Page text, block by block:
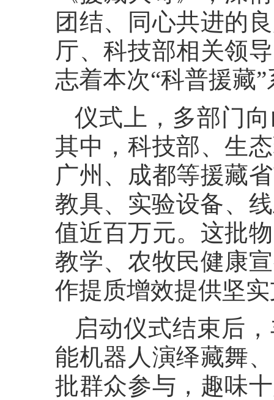
团结、同心共进的
厅、科技部相关领
志着本次“科普援藏
仪式上，多部门
其中，科技部、生
广州、成都等援藏
教具、实验设备、
值近百万元。这批
教学、农牧民健康
作提质增效提供坚
启动仪式结束后
能机器人演绎藏舞
批群众参与，趣味